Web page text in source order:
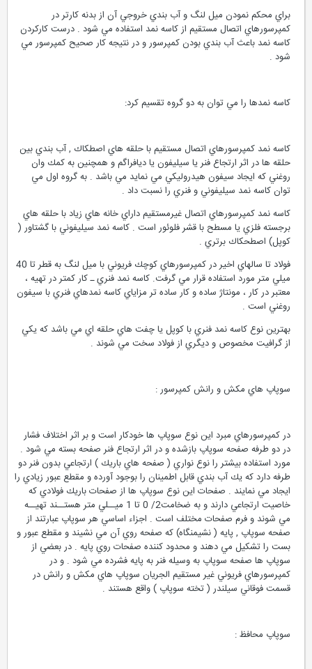
براي محكم نمودن ميل لنگ و آب بندي خروجي آن از بدنه كارتر در
كمپرسورهاي اتصال مستقيم از كاسه نمد استفاده مي شود . درست كاركردن
كاسه نمد باعث آب بندي بودن كمپرسور و در نتيجه كار صحيح كمپرسور مي
شود .
كاسه نمدها را مي توان به دو گروه تقسيم كرد:
كاسه نمد كمپرسورهاي اتصال مستقيم با حلقه هاي اصطكاك , آب بندي بين
حلقه ها در اثر ارتجاع فنر يا سيليفون يا ديافراگم و همچنين به كمك وان
روغني كه ايجاد سيفون هيدروليكي مي نمايد مي باشد . به گروه اول مي
توان كاسه نمد سيليفوني و فنري را نسبت داد .
كاسه نمد كمپرسورهاي اتصال غيرمستقيم داراي خانه هاي زياد با حلقه هاي
برجسته فلزي يا مسطح با قشر فلوئور است . كاسه نمد سيليفوني با گشتاور (
كوپل) اصطحكاك برتري .
فولاد تا سالهاي اخير در كمپرسورهاي كوچك فريوني با ميل لنگ به قطر تا 40
ميلي متر مورد استفاده قرار مي گرفت. كاسه نمد فنري ـ كار كمتر در تهيه ،
معتبر در كار ، مونتاژ ساده و كار ساده تر مزاياي كاسه نمدهاي فنري با سيفون
روغني است .
بهترين نوع كاسه نمد فنري با كوپل يا چفت هاي حلقه اي مي باشد كه يكي
از گرافيت مخصوص و ديگري از فولاد سخت مي شوند .
سوپاپ هاي مكش و رانش كمپرسور :
در كمپرسورهاي مبرد اين نوع سوپاپ ها خودكار است و بر اثر اختلاف فشار
در دو طرفه صفحه سوپاپ بازشده و در اثر ارتجاع فنر صفحه بسته مي شود .
مورد استفاده بيشتر را نوع نواري ( صفحه هاي باريك ) ارتجاعي بدون فنر دو
طرفه دارد كه يك آب بندي قابل اطمينان را بوجود آورده و مقطع عبور زيادي را
ايجاد مي نمايند . صفحات اين نوع سوپاپ ها از صفحات باريك فولادي كه
خاصيت ارتجاعي دارند و به ضخامت2/ 0 تا 1 ميــلي متر هستــند تهيــه
مي شوند و فرم صفحات مختلف است . اجزاء اساسي هر سوپاپ عبارتند از
صفحه سوپاپ , پايه ( نشيمنگاه) كه صفحه روي آن مي نشيند و مقطع عبور و
بست را تشكيل مي دهند و محدود كننده صفحات روي پايه . در بعضي از
سوپاپ ها صفحه سوپاپ به وسيله فنر به پايه فشرده مي شود . و در
كمپرسورهاي فريوني غير مستقيم الجريان سوپاپ هاي مكش و رانش در
قسمت فوقاني سيلندر ( تخته سوپاپ ) واقع هستند .
سوپاپ محافظ :